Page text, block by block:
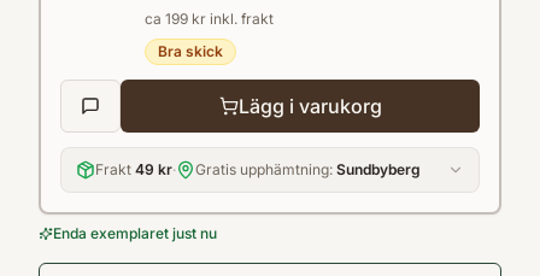
ca 199 kr inkl. frakt
Bra skick
Lägg i varukorg
Frakt 49 kr· Gratis upphämtning: Sundbyberg
Enda exemplaret just nu